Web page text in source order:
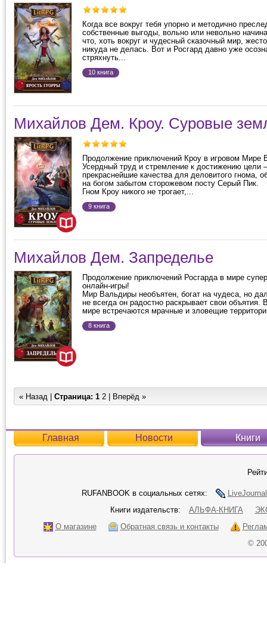
Когда все вокруг тебя упорно и методично
собственные выгоды, вольно или невольно
что, хоть вокруг и чудесный сказочный мир,
никуда не делась. Вот и Росгард давно уже
стряхнуть...
10 книга
Михайлов Дем. Кроу. Суровые
Продолжение приключений Кроу в игровом Мире
Усердный труд и стремление к достижению цели
прекраснейшие качества для деловитого гнома,
на богом забытом сторожевом посту Серый Пик.
Гном Кроу никого не трогает,...
9 книга
Михайлов Дем. Запределье
Продолжение приключений Росгарда в мире
онлайн-игры!
Мир Вальдиры необъятен, богат на чудеса, но
не всегда он радостно раскрывает свои объятия.
мире встречаются мрачные и зловещие
8 книга
« Назад | Страница: 1 2 Вперёд »
Главная Новости Книги
RUFANBOOK в социальных сетях:
LiveJournal
Книги издательств:
АЛЬФА-КНИГА
О магазине
Обратная связь и контакты
©